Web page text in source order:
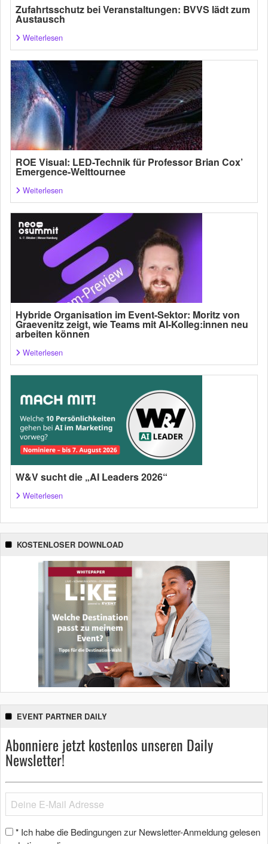
Zufahrtsschutz bei Veranstaltungen: BVVS lädt zum
Austausch
Weiterlesen
ROE Visual: LED-Technik für Professor Brian Cox’
Emergence-Welttournee
Weiterlesen
Hybride Organisation im Event-Sektor: Moritz von
Graevenitz zeigt, wie Teams mit AI-Kolleg:innen neu
arbeiten können
Weiterlesen
W&V sucht die „AI Leaders 2026“
Weiterlesen
KOSTENLOSER DOWNLOAD
EVENT PARTNER DAILY
Abonniere jetzt kostenlos unseren Daily
Newsletter!
* Ich habe die Bedingungen zur Newsletter-Anmeldung gelesen